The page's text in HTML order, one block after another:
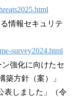
情報セキュリテ
survey2024.html
強化に向けたセ
築方針（案）」
表しました」（令